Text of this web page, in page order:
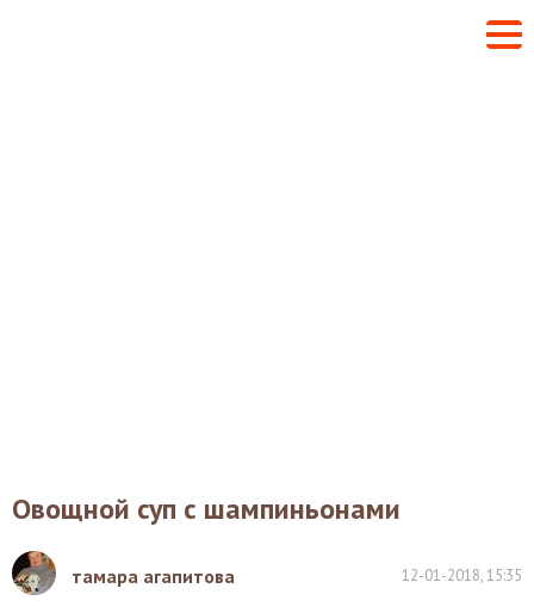
Овощной суп с шампиньонами
тамара агапитова 12-01-2018, 15:35